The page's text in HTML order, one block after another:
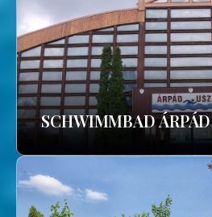
SCHWIMMBAD ÁRPÁD